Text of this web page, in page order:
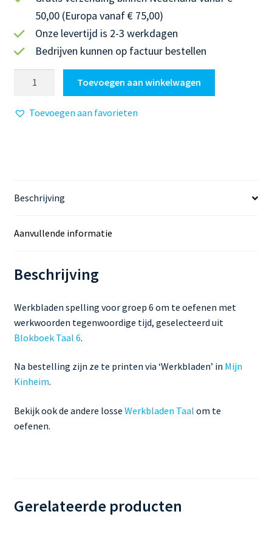
50,00 (Europa vanaf € 75,00)
Onze levertijd is 2-3 werkdagen
Bedrijven kunnen op factuur bestellen
tijd
aantal
Toevoegen aan winkelwagen
Toevoegen aan favorieten
Beschrijving
Aanvullende informatie
Beschrijving
Werkbladen spelling voor groep 6 om te oefenen met
werkwoorden tegenwoordige tijd, geselecteerd uit
Blokboek Taal 6.
Na bestelling zijn ze te printen via ‘Werkbladen’ in Mijn
Kinheim.
Bekijk ook de andere losse Werkbladen Taal om te
oefenen.
Gerelateerde producten